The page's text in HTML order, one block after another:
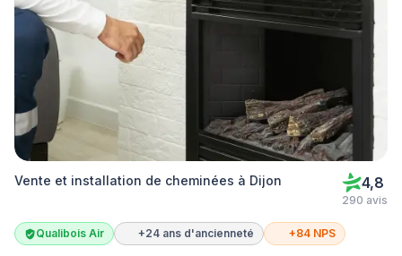
Vente et installation de cheminées à Dijon 4,8
290 avis
Qualibois Air +24 ans d'ancienneté +84 NPS